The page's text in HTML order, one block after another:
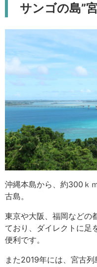
サンゴの島”
沖縄本島から、約300ｋ
古島。
東京や大阪、福岡などの
ており、ダイレクトに足
便利です。
また2019年には、宮古